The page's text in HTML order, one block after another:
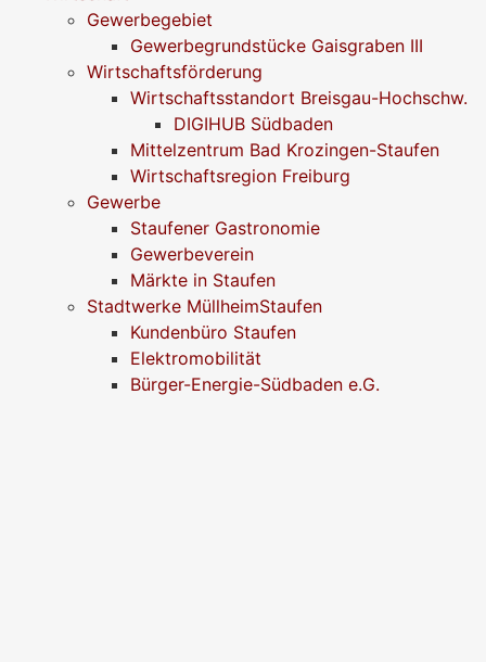
Gewerbegebiet
Gewerbegrundstücke Gaisgraben III
Wirtschaftsförderung
Wirtschaftsstandort Breisgau-Hochschw.
DIGIHUB Südbaden
Mittelzentrum Bad Krozingen-Staufen
Wirtschaftsregion Freiburg
Gewerbe
Staufener Gastronomie
Gewerbeverein
Märkte in Staufen
Stadtwerke MüllheimStaufen
Kundenbüro Staufen
Elektromobilität
Bürger-Energie-Südbaden e.G.